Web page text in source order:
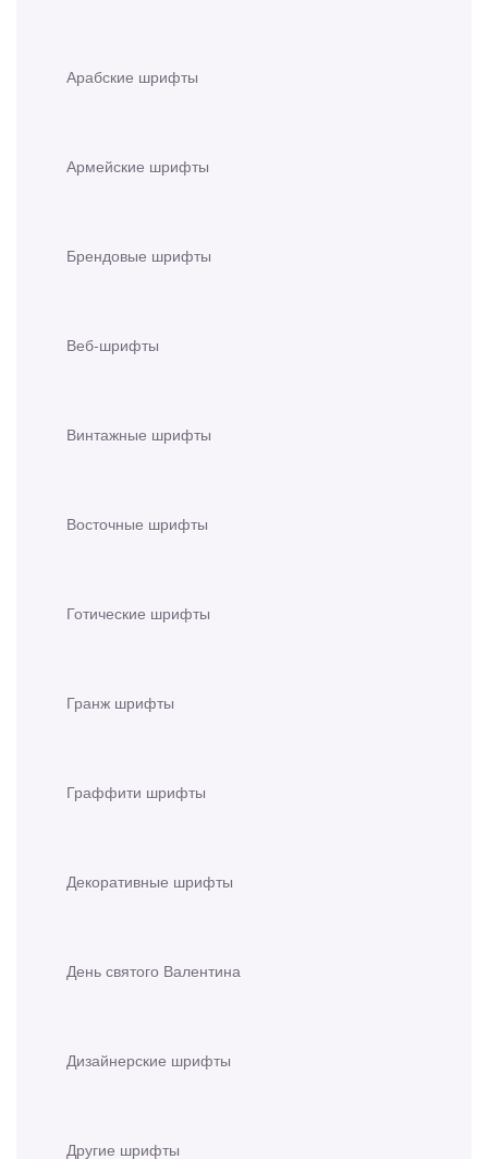
Арабские шрифты
Армейские шрифты
Брендовые шрифты
Веб-шрифты
Винтажные шрифты
Восточные шрифты
Готические шрифты
Гранж шрифты
Граффити шрифты
Декоративные шрифты
День святого Валентина
Дизайнерские шрифты
Другие шрифты